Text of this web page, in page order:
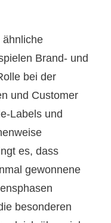
ähnliche
Brand- und
bei der
und Customer
Labels und
es, dass
gewonnene
besonderen